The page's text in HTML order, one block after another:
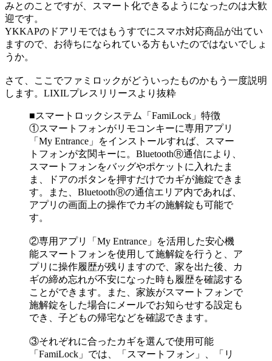
みとのことですが、スマート化できるようになったのは大歓
迎です。
YKKAPのドアリモではもうすでにスマホ対応商品が出てい
ますので、お待ちになられている方もいたのではないでしょ
うか。
さて、ここでファミロックがどういったものかもう一度説明
します。LIXILプレスリリースより抜粋
■スマートロックシステム「FamiLock」特徴
①スマートフォンがリモコンキーに専用アプリ
「My Entrance」をインストールすれば、スマー
トフォンが玄関キーに。BluetoothⓇ通信により、
スマートフォンをバッグやポケットに入れたま
ま、ドアのボタンを押すだけでカギが施錠できま
す。また、BluetoothⓇの通信エリア内であれば、
アプリの画面上の操作でカギの施解錠も可能で
す。
②専用アプリ「My Entrance」を活用した安心機
能スマートフォンを使用して施解錠を行うと、ア
プリに操作履歴が残りますので、家を出た後、カ
ギの締め忘れが不安になった時も履歴を確認する
ことができます。また、家族がスマートフォンで
施解錠をした場合にメールでお知らせする設定も
でき、子どもの帰宅などを確認できます。
③それぞれに合ったカギを選んで使用可能
「FamiLock」では、「スマートフォン」、「リ